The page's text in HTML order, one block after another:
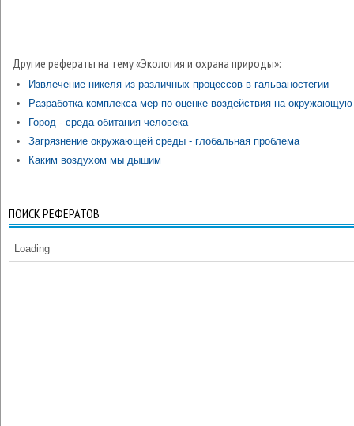
Другие рефераты на тему «Экология и охрана природы»:
Извлечение никеля из различных процессов в гальваностегии
Разработка комплекса мер по оценке воздействия на
Город - среда обитания человека
Загрязнение окружающей среды - глобальная проблема
Каким воздухом мы дышим
ПОИСК РЕФЕРАТОВ
Loading